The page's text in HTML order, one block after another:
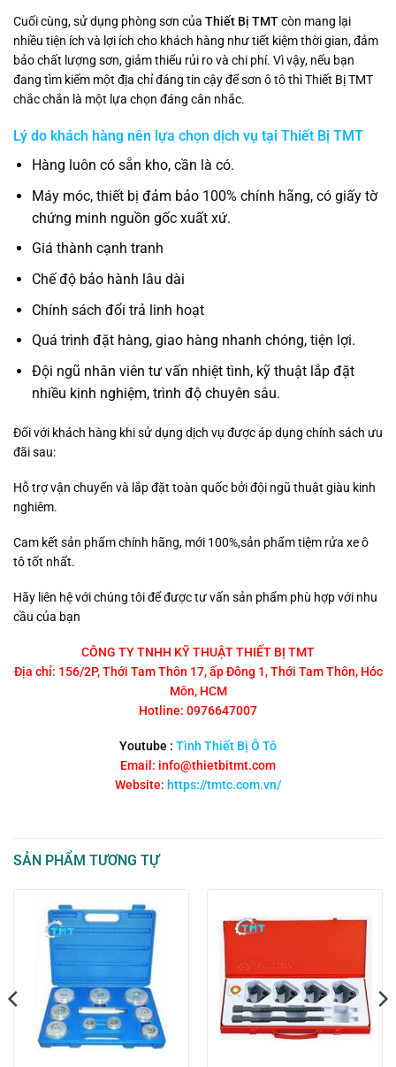
Cuối cùng, sử dụng phòng sơn của Thiết Bị TMTcòn mang lại
nhiều tiện ích và lợi ích cho khách hàng như tiết kiệm thời gian, đảm
bảo chất lượng sơn, giảm thiểu rủi ro và chi phí. Vì vậy, nếu bạn
đang tìm kiếm một địa chỉ đáng tin cậy để sơn ô tô thì Thiết Bị TMT
chắc chắn là một lựa chọn đáng cân nhắc.
Lý do khách hàng nên lựa chọn dịch vụ tại Thiết Bị TMT
Hàng luôn có sẵn kho, cần là có.
Máy móc, thiết bị đảm bảo 100% chính hãng, có giấy tờ
chứng minh nguồn gốc xuất xứ.
Giá thành cạnh tranh
Chế độ bảo hành lâu dài
Chính sách đổi trả linh hoạt
Quá trình đặt hàng, giao hàng nhanh chóng, tiện lợi.
Đội ngũ nhân viên tư vấn nhiệt tình, kỹ thuật lắp đặt
nhiều kinh nghiệm, trình độ chuyên sâu.
Đối với khách hàng khi sử dụng dịch vụ được áp dụng chính sách ưu
đãi sau:
Hỗ trợ vận chuyển và lắp đặt toàn quốc bởi đội ngũ thuật giàu kinh
nghiêm.
Cam kết sản phẩm chính hãng, mới 100%,sản phẩm tiệm rửa xe ô
tô tốt nhất.
Hãy liên hệ với chúng tôi để được tư vấn sản phẩm phù hợp với nhu
cầu của bạn
CÔNG TY TNHH KỸ THUẬT THIẾT BỊ TMT
Địa chỉ: 156/2P, Thới Tam Thôn 17, ấp Đông 1, Thới Tam Thôn, Hóc
Môn, HCM
Hotline: 0976647007
Youtube : Tình Thiết Bị Ô Tô
Email: info@thietbitmt.com
Website: https://tmtc.com.vn/
SẢN PHẨM TƯƠNG TỰ